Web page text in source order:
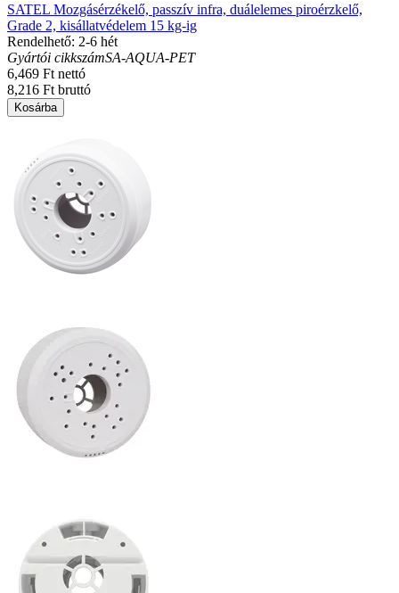
SATEL Mozgásérzékelő, passzív infra, duálelemes piroérzkelő,
Grade 2, kisállatvédelem 15 kg-ig
Rendelhető: 2-6 hét
Gyártói cikkszámSA-AQUA-PET
6,469 Ft nettó
8,216 Ft bruttó
Kosárba